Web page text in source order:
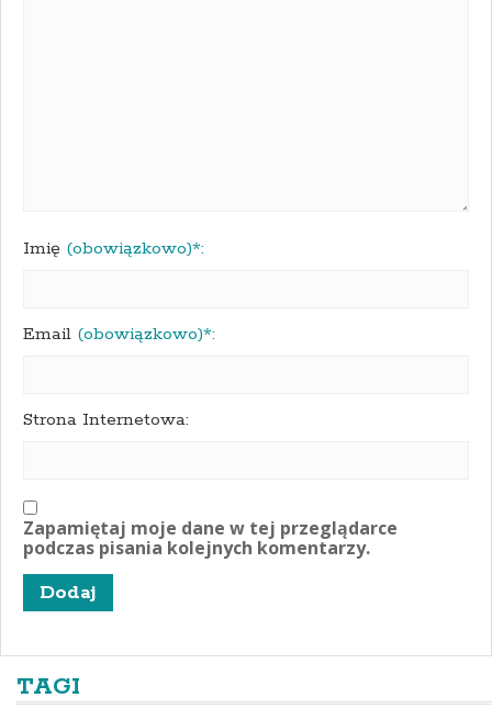
Imię (obowiązkowo)*:
Email (obowiązkowo)*:
Strona Internetowa:
Zapamiętaj moje dane w tej przeglądarce
podczas pisania kolejnych komentarzy.
TAGI